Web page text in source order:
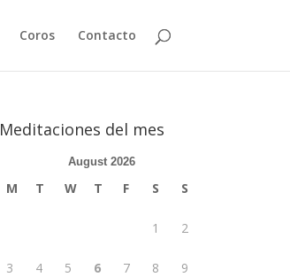
Coros Contacto
Meditaciones del mes
August 2026
M T W T F S S
1 2
3 4 5 6 7 8 9